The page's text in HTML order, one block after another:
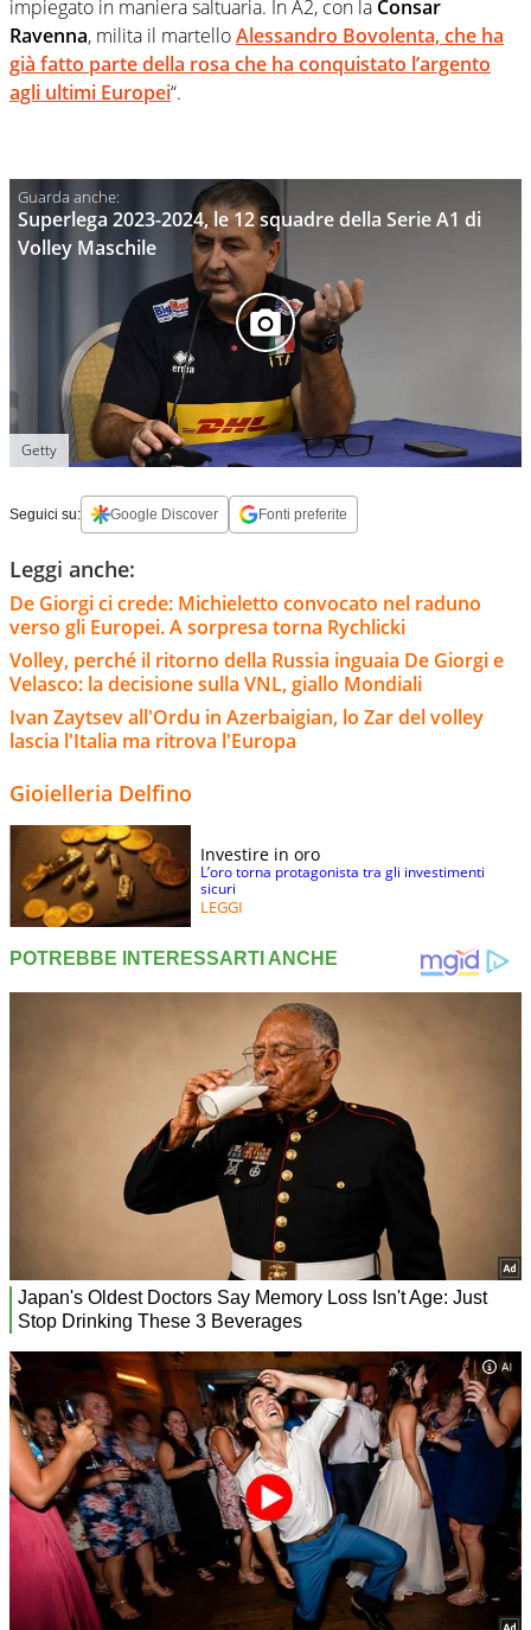
impiegato in maniera saltuaria. In A2, con la Consar
Ravenna, milita il martelloAlessandro Bovolenta,che ha
già fatto parte della rosa che ha conquistato l’argento
agli ultimi Europei“.
Superlega 2023-2024, le 12 squadre della Serie A1 di
Volley Maschile
Getty
Seguici su: Google Discover Fonti preferite
Leggi anche:
De Giorgi ci crede: Michieletto convocato nel raduno
verso gli Europei. A sorpresa torna Rychlicki
Volley, perché il ritorno della Russia inguaia De Giorgi e
Velasco: la decisione sulla VNL, giallo Mondiali
Ivan Zaytsev all'Ordu in Azerbaigian, lo Zar del volley
lascia l'Italia ma ritrova l'Europa
Gioielleria Delfino
Investire in oro
L’oro torna protagonista tra gli investimenti
sicuri
LEGGI